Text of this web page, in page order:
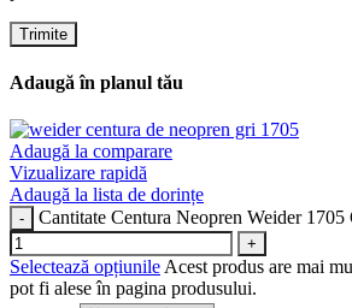
Adaugă în planul tău
Adaugă la comparare
Vizualizare rapidă
Adaugă la lista de dorințe
Cantitate Centura Neopren Weider 1705
Selectează opțiunile Acest produs are mai
pot fi alese în pagina produsului.